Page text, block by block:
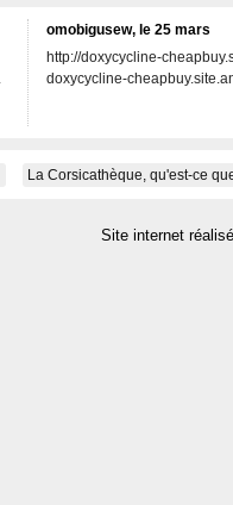
omobigusew, le 25 mars
http://doxycycline-
doxycycline-
La Corsicathèque, qu'est-ce
Site internet